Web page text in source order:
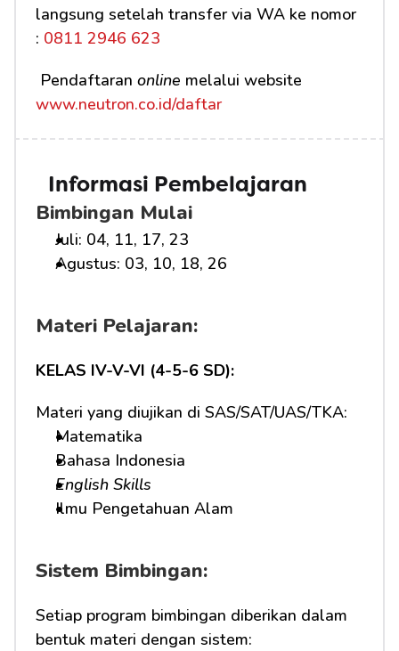
langsung setelah transfer via WA ke nomor
: 0811 2946 623
Pendaftaran online
www.neutron.co.id/daftar
Informasi Pembelajaran
Bimbingan Mulai
Juli: 04, 11, 17, 23
Agustus: 03, 10, 18, 26
Materi Pelajaran:
KELAS IV-V-VI (4-5-6 SD):
Materi yang diujikan di SAS/SAT/UAS/TKA:
Matematika
Bahasa Indonesia
English Skills
Ilmu Pengetahuan Alam
Sistem Bimbingan:
Setiap program bimbingan diberikan dalam
bentuk materi dengan sistem: